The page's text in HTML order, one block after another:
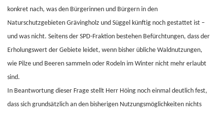
konkret nach, was den Bürgerinnen und Bürgern in den
Naturschutzgebieten Grävingholz und Süggel künftig noch gestattet ist –
und was nicht. Seitens der SPD-Fraktion bestehen Befürchtungen, dass der
Erholungswert der Gebiete leidet, wenn bisher übliche Waldnutzungen,
wie Pilze und Beeren sammeln oder Rodeln im Winter nicht mehr erlaubt
sind.
In Beantwortung dieser Frage stellt Herr Höing noch einmal deutlich fest,
dass sich grundsätzlich an den bisherigen Nutzungsmöglichkeiten nichts